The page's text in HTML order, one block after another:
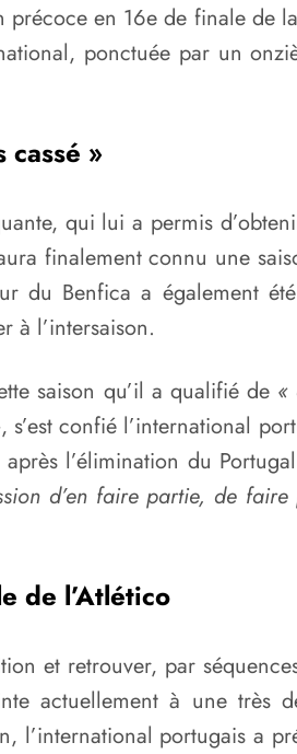
précoce en 16e de finale de
ponctuée par un
cassé »
qui lui a permis
finalement connu une
du Benfica a également
à l’intersaison.
saison qu’il a qualifié de «
, s’est confié l’international
l’élimination du
d’en faire partie, de
de l’Atlético
et retrouver, par
actuellement à une très
l’international portugais a